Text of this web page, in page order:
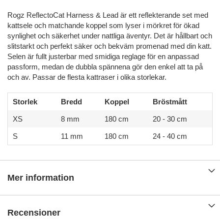
Rogz ReflectoCat Harness & Lead är ett reflekterande set med
kattsele och matchande koppel som lyser i mörkret för ökad
synlighet och säkerhet under nattliga äventyr. Det är hållbart och
slitstarkt och perfekt säker och bekväm promenad med din katt.
Selen är fullt justerbar med smidiga reglage för en anpassad
passform, medan de dubbla spännena gör den enkel att ta på
och av. Passar de flesta kattraser i olika storlekar.
Storlek Bredd Koppel Bröstmått
XS 8 mm 180 cm 20 - 30 cm
S 11 mm 180 cm 24 - 40 cm
Mer information
Recensioner